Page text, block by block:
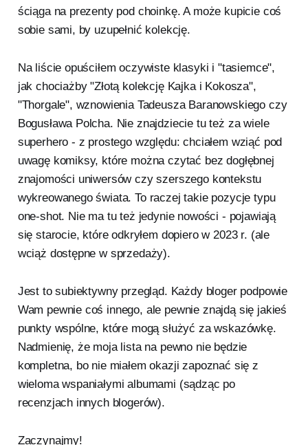
ściąga na prezenty pod choinkę. A może kupicie coś
sobie sami, by uzupełnić kolekcję.
Na liście opuściłem oczywiste klasyki i "tasiemce",
jak chociażby "Złotą kolekcję Kajka i Kokosza",
"Thorgale", wznowienia Tadeusza Baranowskiego czy
Bogusława Polcha. Nie znajdziecie tu też za wiele
superhero - z prostego względu: chciałem wziąć pod
uwagę komiksy, które można czytać bez dogłębnej
znajomości uniwersów czy szerszego kontekstu
wykreowanego świata. To raczej takie pozycje typu
one-shot. Nie ma tu też jedynie nowości - pojawiają
się starocie, które odkryłem dopiero w 2023 r. (ale
wciąż dostępne w sprzedaży).
Jest to subiektywny przegląd. Każdy bloger podpowie
Wam pewnie coś innego, ale pewnie znajdą się jakieś
punkty wspólne, które mogą służyć za wskazówkę.
Nadmienię, że moja lista na pewno nie będzie
kompletna, bo nie miałem okazji zapoznać się z
wieloma wspaniałymi albumami (sądząc po
recenzjach innych blogerów).
Zaczynajmy!